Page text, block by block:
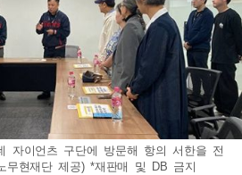
자이언츠 구단에 방문해 항의 서한을 전
무현재단 제공) *재판매 및 DB 금지